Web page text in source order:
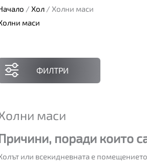
/Хол / Холни маси
маси
ФИЛТРИ
маси
поради които
или всекидневната е